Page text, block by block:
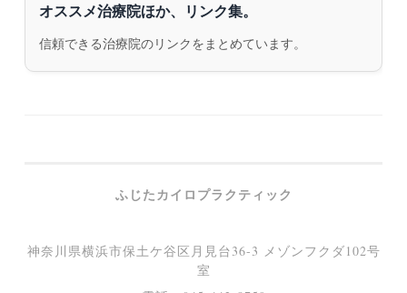
オススメ治療院ほか、リンク集。
信頼できる治療院のリンクをまとめています。
ふじたカイロプラクティック
神奈川県横浜市保土ケ谷区月見台36-3 メゾンフクダ102号
室